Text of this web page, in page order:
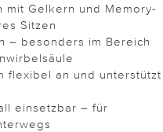
mit Gelkern und Memory-
Sitzen
– besonders im Bereich
flexibel an und unterstützt
einsetzbar – für